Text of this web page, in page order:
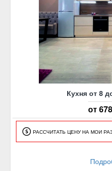
Кухня от 8
от
РАССЧИТАТЬ ЦЕНУ НА МОИ